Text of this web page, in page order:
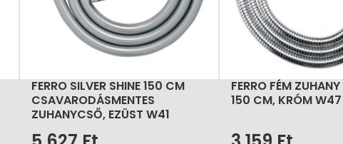
FERRO SILVER SHINE 150 CM
CSAVARODÁSMENTES
ZUHANYCSŐ, EZÜST W41
FERRO FÉM
150 CM, KRÓM W47